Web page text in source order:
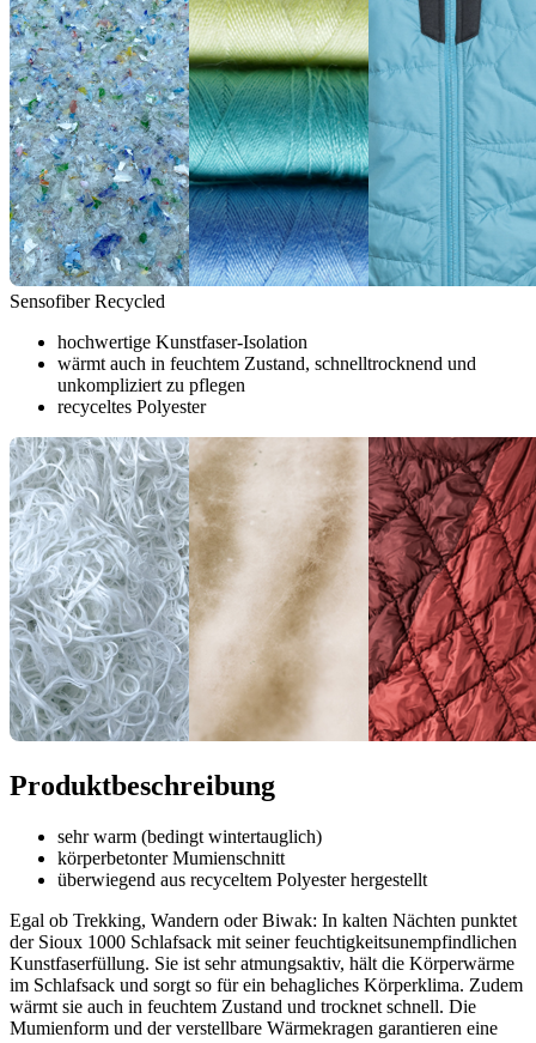
Sensofiber Recycled
hochwertige Kunstfaser-Isolation
wärmt auch in feuchtem Zustand, schnelltrocknend und
unkompliziert zu pflegen
recyceltes Polyester
Produktbeschreibung
sehr warm (bedingt wintertauglich)
körperbetonter Mumienschnitt
überwiegend aus recyceltem Polyester hergestellt
Egal ob Trekking, Wandern oder Biwak: In kalten Nächten punktet
der Sioux 1000 Schlafsack mit seiner feuchtigkeitsunempfindlichen
Kunstfaserfüllung. Sie ist sehr atmungsaktiv, hält die Körperwärme
im Schlafsack und sorgt so für ein behagliches Körperklima. Zudem
wärmt sie auch in feuchtem Zustand und trocknet schnell. Die
Mumienform und der verstellbare Wärmekragen garantieren eine